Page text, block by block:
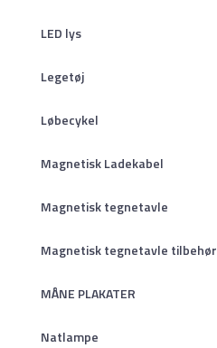
LED lys
Legetøj
Løbecykel
Magnetisk Ladekabel
Magnetisk tegnetavle
Magnetisk tegnetavle tilbehør
MÅNE PLAKATER
Natlampe